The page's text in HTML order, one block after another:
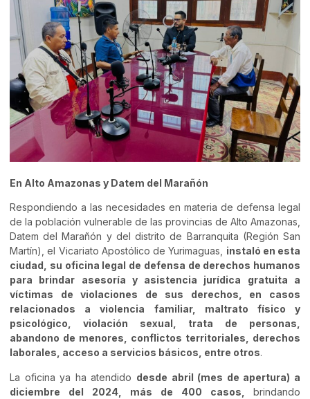
En Alto Amazonas y Datem del Marañón
Respondiendo a las necesidades en materia de defensa legal
de la población vulnerable de las provincias de Alto Amazonas,
Datem del Marañón y del distrito de Barranquita (Región San
Martín), el Vicariato Apostólico de Yurimaguas, instaló en esta
ciudad, su oficina legal de defensa de derechos humanos
para brindar asesoría y asistencia jurídica gratuita a
víctimas de violaciones de sus derechos, en casos
relacionados a violencia familiar, maltrato físico y
psicológico, violación sexual, trata de personas,
abandono de menores, conflictos territoriales, derechos
laborales, acceso a servicios básicos, entre otros.
La oficina ya ha atendido desde abril (mes de apertura) a
diciembre del 2024, más de 400 casos, brindando